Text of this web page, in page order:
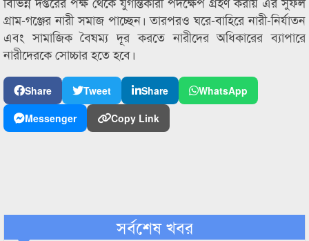
গ্রাম-গঞ্জের নারী সমাজ পাচ্ছেন। তারপরও ঘরে-বাহিরে নারী-নির্যাতন
এবং সামাজিক বৈষম্য দূর করতে নারীদের অধিকারের ব্যাপারে
নারীদেরকে সোচ্চার হতে হবে।
Share Tweet Share
WhatsApp
Messenger
Copy Link
সর্বশেষ খবর